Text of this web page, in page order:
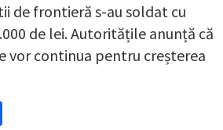
de frontieră s-au soldat cu
de lei. Autoritățile anunță că
vor continua pentru creșterea